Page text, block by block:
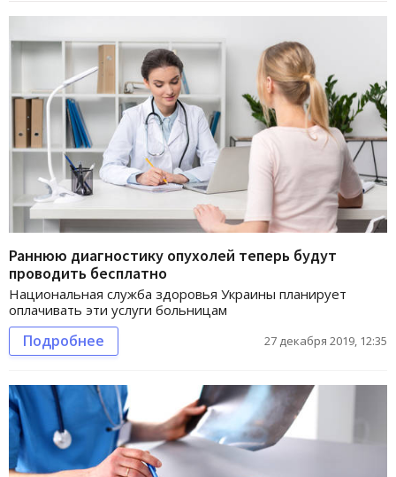
Раннюю диагностику опухолей теперь будут
проводить бесплатно
Национальная служба здоровья Украины планирует
оплачивать эти услуги больницам
Подробнее 27 декабря 2019, 12:35